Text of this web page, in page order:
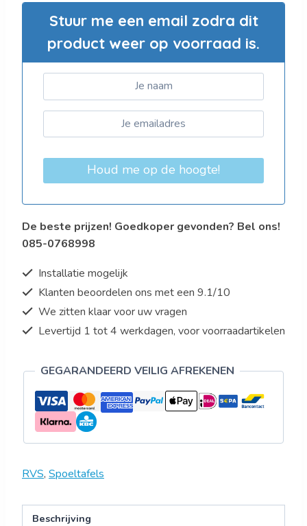
Stuur me een email zodra dit
product weer op voorraad is.
Houd me op de hoogte!
De beste prijzen! Goedkoper gevonden? Bel ons!
085-0768998
Installatie mogelijk
Klanten beoordelen ons met een 9.1/10
We zitten klaar voor uw vragen
Levertijd 1 tot 4 werkdagen, voor voorraadartikelen
GEGARANDEERD VEILIG AFREKENEN
RVS, Spoeltafels
Beschrijving